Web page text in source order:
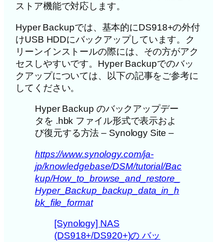
ストア機能で対応します。
Hyper Backupでは、基本的にDS918+の外付
けUSB HDDにバックアップしています。ク
リーンインストールの際には、その方がアク
セスしやすいです。Hyper Backupでのバッ
クアップについては、以下の記事をご参考に
してください。
Hyper Backup のバックアップデー
タを .hbk ファイル形式で表示およ
び復元する方法 – Synology Site –
https://www.synology.com/ja-
jp/knowledgebase/DSM/tutorial/Bac
kup/How_to_browse_and_restore_
Hyper_Backup_backup_data_in_h
bk_file_format
[Synology] NAS
(DS918+/DS920+)の バッ